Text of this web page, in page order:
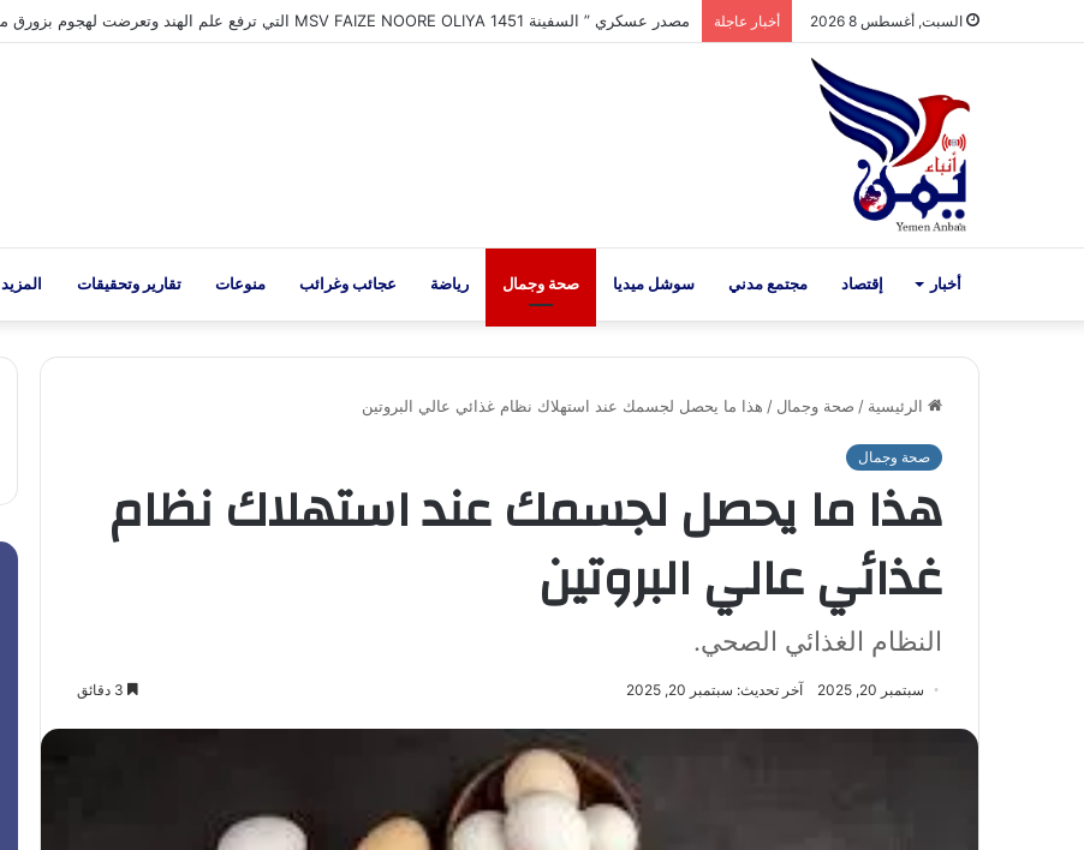
السبت, أغسطس 8 2026 أخبار عاجلة طهران : إيران تكشف اقتراب إعلان تفاهم تاريخي مع سلطنة عُمان بشأن تنظيم الملاحة في مضيق هرمز
أخبار إقتصاد مجتمع مدني سوشل ميديا صحة وجمال رياضة عجائب وغرائب منوعات تقارير وتحقيقات المزيد
الرئيسية / صحة وجمال / هذا ما يحصل لجسمك عند استهلاك نظام غذائي عالي البروتين
صحة وجمال
هذا ما يحصل لجسمك عند استهلاك نظام
غذائي عالي البروتين
النظام الغذائي الصحي.
سبتمبر 20, 2025 آخر تحديث: سبتمبر 20, 2025